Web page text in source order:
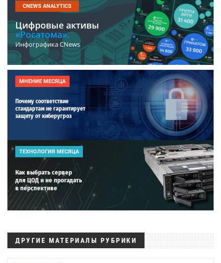
CNEWS ANALYTICS
Цифровые активы
«Росатома».
Инфографика CNews
МНЕНИЕ МЕСЯЦА
Почему соответствие
стандартам не гарантирует
защиту от киберугроз
ТЕХНОЛОГИЯ МЕСЯЦА
Как выбрать сервер
для ЦОД и не прогадать
в перспективе
ДРУГИЕ МАТЕРИАЛЫ РУБРИКИ